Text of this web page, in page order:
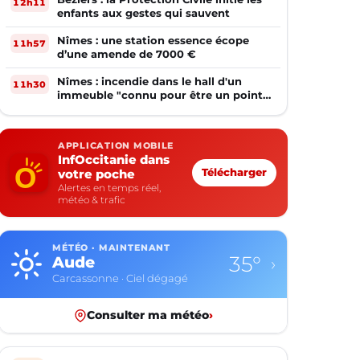
enfants aux gestes qui sauvent
11h57
Nîmes : une station essence écope
d’une amende de 7000 €
11h30
Nîmes : incendie dans le hall d'un
immeuble "connu pour être un point
APPLICATION MOBILE
InfOccitanie dans
votre poche
Alertes en temps réel,
météo & trafic
Télécharger
MÉTÉO · MAINTENANT
Aude
Carcassonne · Ciel dégagé
35° ›
Consulter ma météo›